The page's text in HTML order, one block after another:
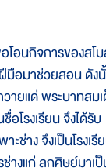
อนกิจการของสโ
มือมาช่วยสอน ดัง
ายแด่ พระบาทสม
โรงเรียน จึงได้รับ
ช่าง จึงเป็นโรงเรี
างแก่ ลูกศิษย์มาเ